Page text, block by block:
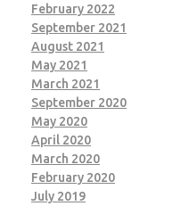
February 2022
September 2021
August 2021
May 2021
March 2021
September 2020
May 2020
April 2020
March 2020
February 2020
July 2019